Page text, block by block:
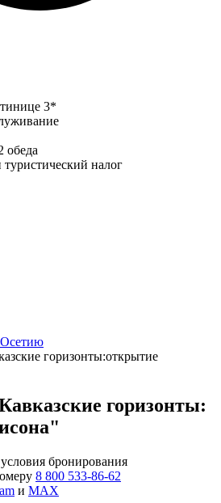
3*
обеда
налог
горизонты:открытие
горизонты:
бронирования
8 800 533-86-62
и MAX